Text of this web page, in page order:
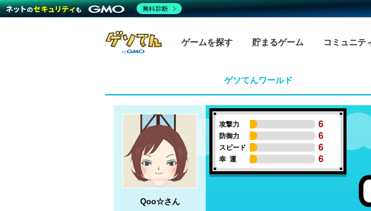
ゲームを探す 貯まるゲーム コミュニテ
ゲソてんワールド
Qoo☆さん
攻撃力 6
防御力 6
スピード 6
幸 運 6
無料診断